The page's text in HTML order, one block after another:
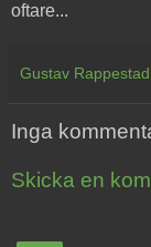
oftare...
Gustav Rappestad
Inga
Skicka en